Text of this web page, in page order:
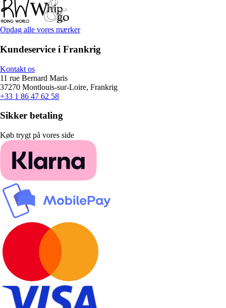
Opdag alle vores mærker
Kundeservice i Frankrig
Kontakt os
11 rue Bernard Maris
37270 Montlouis-sur-Loire, Frankrig
+33 1 86 47 62 58
Sikker betaling
Køb trygt på vores side